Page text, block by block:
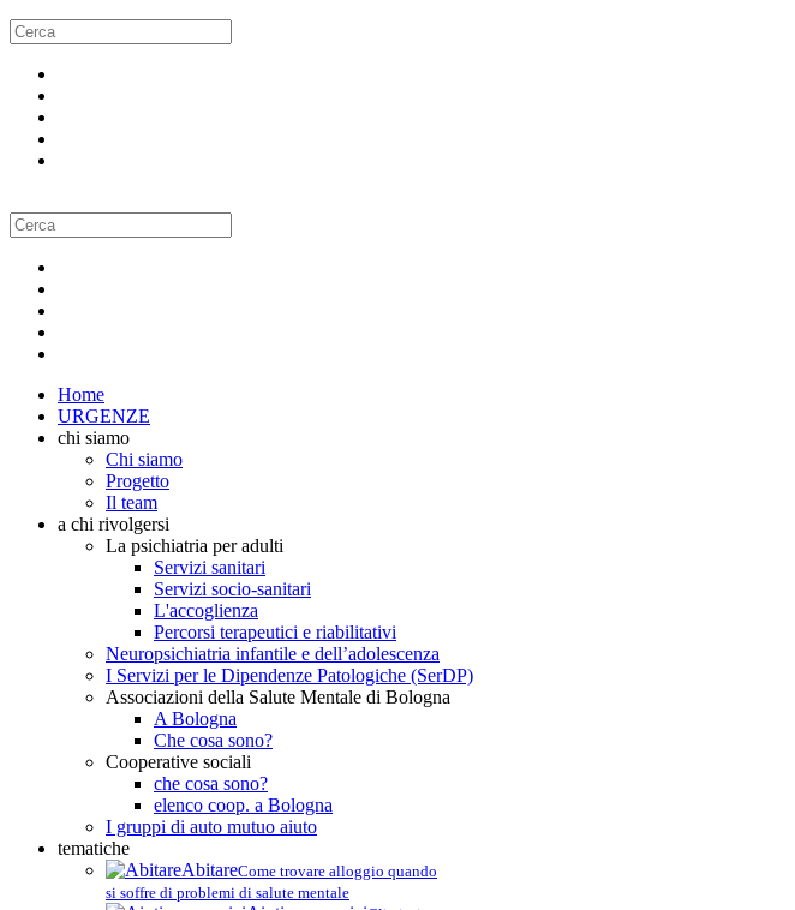
Home
URGENZE
chi siamo
Chi siamo
Progetto
Il team
a chi rivolgersi
La psichiatria per adulti
Servizi sanitari
Servizi socio-sanitari
L'accoglienza
Percorsi terapeutici e riabilitativi
Neuropsichiatria infantile e dell’adolescenza
I Servizi per le Dipendenze Patologiche (SerDP)
Associazioni della Salute Mentale di Bologna
A Bologna
Che cosa sono?
Cooperative sociali
che cosa sono?
elenco coop. a Bologna
I gruppi di auto mutuo aiuto
tematiche
AbitareCome trovare alloggio quando
si soffre di problemi di salute mentale